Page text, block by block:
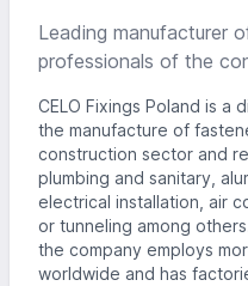
Leading manufacturer
professionals of the
CELO Fixings Poland is a
the manufacture of
construction sector and
plumbing and sanitary,
electrical installation, air
or tunneling among
the company employs
worldwide and has